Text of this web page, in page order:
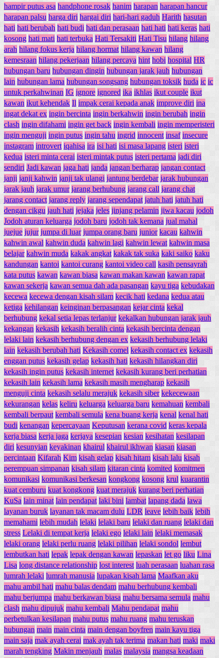
hampir putus asa handphone rosak hanim harapan harapan hancur
harapan palsu harga diri hargai diri hari-hari gaduh Harith hasutan
hati hati berubah hati budi hati dan perasaan hati hati hati keras hati
kosong hati mati hati terbuka Hati Tersakiti Hati Tisu hilang hilang
arah hilang fokus kerja hilang hormat hilang kawan hilang
kemesraan hilang pekerjaan hilang percaya hint hobi hospital HR
hubungan baru hubungan dingin hubungan jarak jauh hubungan
lain hubungan lama hubungan songsang hubungan toksik huda ic ic
untuk perkahwinan IG ignore ignored ika ikhlas ikut couple ikut
kawan ikut kehendak Il impak cerai kepada anak improve diri ina
ingat dekat ex ingin bercinta ingin berkahwin ingin berubah ingin
clash ingin difahami ingin get back ingin kembali ingin memperisteri
ingin menguji ingin putus ingin tahu ingrid innocent insaf insecure
instagram introvert iqahisa ira isi hati isi masa lapang isteri isteri
kedua isteri minta cerai isteri mintak putus isteri pertama jadi diri
sendiri Jadi kawan jaga hati janda jangan berharap jangan contact
janji janji kahwin janji tak ulangi jantung berdebar jarak hubungan
jarak jauh jarak umur jarang berhubung jarang call jarang chat
jarang contact jarang reply jarang sependapat jatuh hati jatuh hati
dengan cikgu jauh hati jejaka jeles jinjang pelamin jiwa kacau jodoh
Jodoh aturan keluarga jodoh baru jodoh tak kemana jual mahal
juejue jujur jumpa di luar jumpa orang baru junior kacau kahwin
kahwin awal kahwin duda kahwin lagi kahwin lewat kahwin masa
belajar kahwin muda kakak angkat kakak tak suka kaki saiko kaku
kandungan kantoi kantoi curang kantoi video call kasih pensayrah
kata putus kawan kawan biasa kawan makan kawan kawan rapat
kawan sekerja kawan semua dah ada pasangan kayu tiga kebudakan
kecewa kecewa dengan kisah silam kecik hati kedana kedua atau
ketiga kehilangan keinginan berpasangan kejar cinta kekal
berhubung kekal setia lepas terlanjur kekalkan hubungan jarak jauh
kekangan kekasih kekasih beralih cinta kekasih bercinta dengan
lelaki lain kekasih berhubung dengan ex kekasih berhubung lelaki
lain kekasih berubah hati Kekasih comel kekasih contact ex kekasih
enggan putus kekasih gelap kekasih hati kekasih hilangkan diri
kekasih ingin putus kekasih internet kekasih kurang beri perhatian
kekasih lain kekasih lama kekasih masih mengharap kekasih
menguji cinta kekasih selalu merajuk kekasih siber kekecewaan
kekurangan kelas keliru keluarga keluarga baru kemahuan kembali
kembali berpaut kembali semula kena buang kerja kenal kenal hati
budi kenangan kepercayaan Keputusan kerana covid keras kepala
kerja biasa kerja jaga kerjaya kesepian kesian kesihatan kesilapan
diri kesunyian keyakinan khairul khairul ikhwan kiasan kiasan
percintaan Kifarah Kim kisah gelap kisah hitam kisah lalu kisah
perempuan simpanan kisah silam kitaran cinta komited komitmen
komunikasi komunikasi berkesan kongkong kosong krul kuarantin
kuat cemburu kuat kongkong kuat merajuk kurang beri perhatian
KuSa lain minat lain pendapat laki bini lambat lapang dada lawa
layanan buruk layanan tak macam dulu LDR leave lebih baik lebih
memahami lebih mudah lelaki lelaki baru lelaki dan ruang lelaki dan
stress Lelaki di tempat kerja lelaki ego lelaki lain lelaki memasak
lelaki orang lelaki perlu ruang lelaki pilihan lelaki sondol lembut
lembutkan hati lepak lepak dengan kawan lepaskan let go liku Lina
Lisa long distance relationship lost interest luah perasaan luahan rasa
lumrah lelaki lumrah manusia lupakan kisah lama Maafkan aku
mahu ambil hati mahu balas dendam mahu berhubung kembali
mahu berjumpa mahu berkawan biasa mahu bersama semula mahu
clash mahu dipujuk mahu kembali Mahu pendapat mahu
perbetulkan kesilapan mahu putus mahu ruang mahu teruskan
hubungan main main cinta main dengan boyfren main kayu tiga
main saja mak ayah cerai mak ayah tak terima makan hati maki maki
marah tengking Makin menjauh malas malaysia mangsa keadaan